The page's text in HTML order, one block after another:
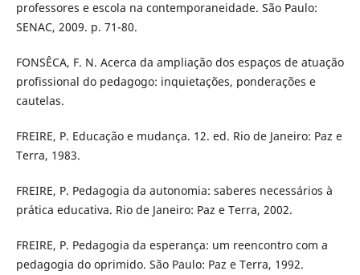
professores e escola na contemporaneidade. São Paulo:
SENAC, 2009. p. 71-80.
FONSÊCA, F. N. Acerca da ampliação dos espaços de atuação
profissional do pedagogo: inquietações, ponderações e
cautelas.
FREIRE, P. Educação e mudança. 12. ed. Rio de Janeiro: Paz e
Terra, 1983.
FREIRE, P. Pedagogia da autonomia: saberes necessários à
prática educativa. Rio de Janeiro: Paz e Terra, 2002.
FREIRE, P. Pedagogia da esperança: um reencontro com a
pedagogia do oprimido. São Paulo: Paz e Terra, 1992.